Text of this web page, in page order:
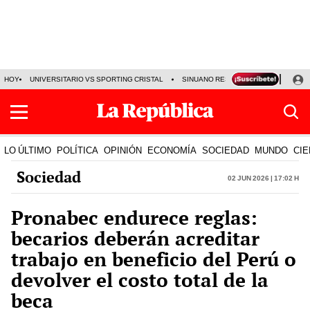
HOY UNIVERSITARIO VS SPORTING CRISTAL SINUANO RESULTADOS HOY
LO ÚLTIMO POLÍTICA OPINIÓN ECONOMÍA SOCIEDAD MUNDO
Sociedad 02 Jun 2026 | 17:02 h
Pronabec endurece reglas:
becarios deberán acreditar
trabajo en beneficio del Perú o
devolver el costo total de la
beca